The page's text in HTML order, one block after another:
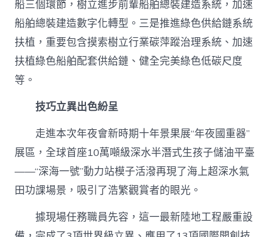
船三個環節，樹立進步前輩船舶總裝建造系統，加速
船舶總裝建造數字化轉型。三是推進綠色供給鏈系統
扶植，重要包含摸索樹立行業碳萍蹤治理系統、加速
扶植綠色船舶配套供給鏈、健全完美綠色低碳尺度
等。
技巧立異出色紛呈
走進本次年夜會新時期十年景果展“年夜國重器”
展區，全球首座10萬噸級深水半潛式生孩子儲油平臺
——“深海一號”動力站模子活潑再現了海上超深水氣
田功課場景，吸引了浩繁觀賞者的眼光。
據現場任務職員先容，這一最新陸地工程嚴重設